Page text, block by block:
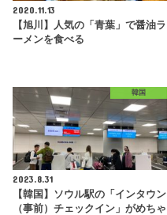
2020.11.13
【旭川】人気の「青葉」で醤油ラ
ーメンを食べる
韓国
2023.8.31
【韓国】ソウル駅の「インタウン
（事前）チェックイン」がめちゃ